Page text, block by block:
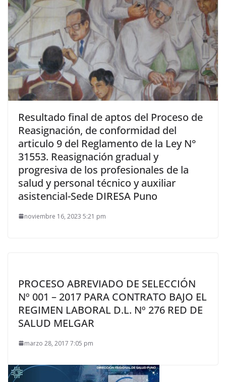
Resultado final de aptos del Proceso de
Reasignación, de conformidad del
articulo 9 del Reglamento de la Ley N°
31553. Reasignación gradual y
progresiva de los profesionales de la
salud y personal técnico y auxiliar
asistencial-Sede DIRESA Puno
noviembre 16, 2023 5:21 pm
PROCESO ABREVIADO DE SELECCIÓN
Nº 001 – 2017 PARA CONTRATO BAJO EL
REGIMEN LABORAL D.L. Nº 276 RED DE
SALUD MELGAR
marzo 28, 2017 7:05 pm